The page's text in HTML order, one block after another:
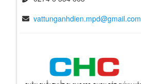
vattunganhdien.mpd@gmail.com